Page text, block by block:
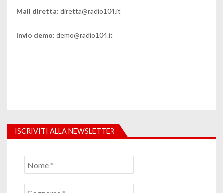
Mail diretta: diretta@radio104.it
Invio demo: demo@radio104.it
ISCRIVITI ALLA NEWSLETTER